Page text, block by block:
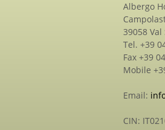
Albergo
39058
Tel. +39
Fax +39
Mobile
Email:
CIN: